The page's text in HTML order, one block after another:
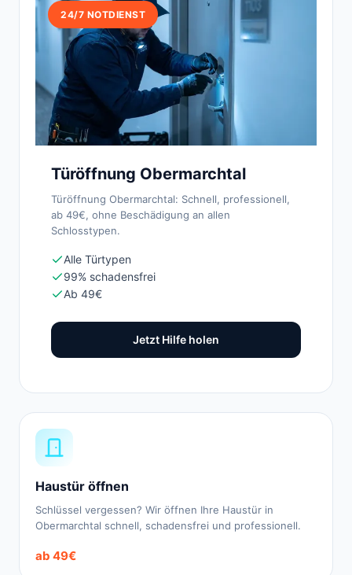
24/7 NOTDIENST
Türöffnung Obermarchtal
Türöffnung Obermarchtal: Schnell, professionell,
ab 49€, ohne Beschädigung an allen
Schlosstypen.
Alle Türtypen
99% schadensfrei
Ab 49€
Jetzt Hilfe holen
Haustür öffnen
Schlüssel vergessen? Wir öffnen Ihre Haustür in
Obermarchtal schnell, schadensfrei und professionell.
ab 49€